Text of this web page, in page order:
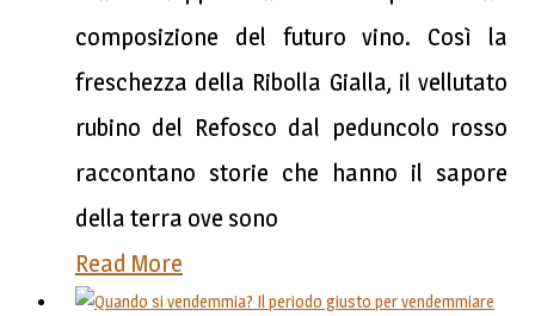
composizione del futuro vino. Così la
freschezza della Ribolla Gialla, il vellutato
rubino del Refosco dal peduncolo rosso
raccontano storie che hanno il sapore
della terra ove sono
Read More